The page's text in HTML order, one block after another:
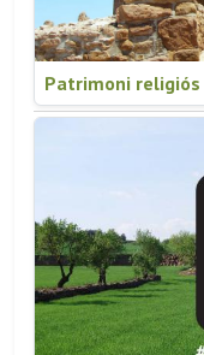
Patrimoni religiós